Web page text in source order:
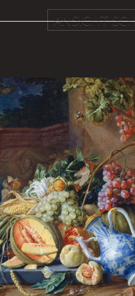
ANSICHT